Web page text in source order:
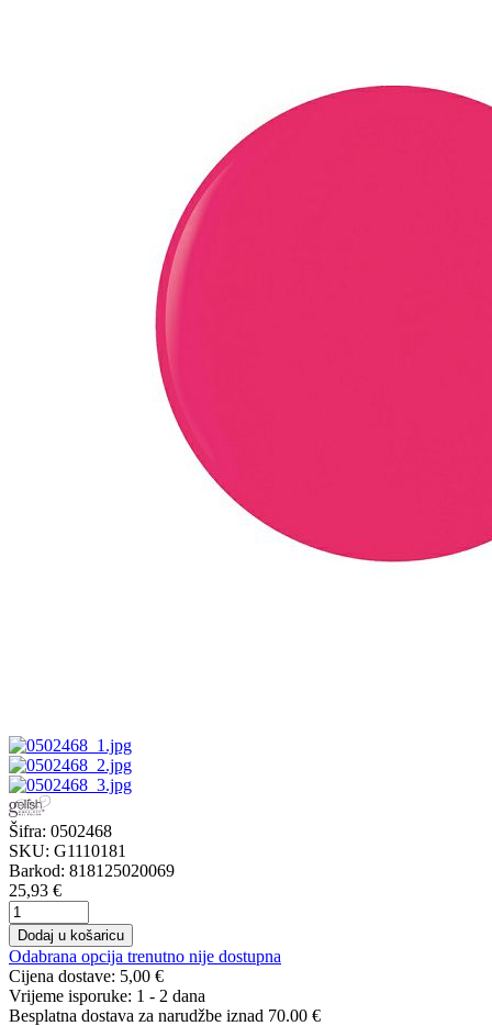
Šifra: 0502468
SKU: G1110181
Barkod: 818125020069
25,93 €
Dodaj u košaricu
Odabrana opcija trenutno nije dostupna
Cijena dostave: 5,00 €
Vrijeme isporuke: 1 - 2 dana
Besplatna dostava za narudžbe iznad 70.00 €